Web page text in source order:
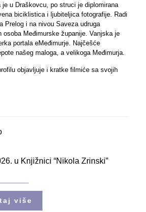
je u Draškovcu, po struci je diplomirana
biciklistica i ljubiteljica fotografije. Radi
Prelog i na nivou Saveza udruga
osoba Međimurske županije. Vanjska je
portala eMeđimurje. Najčešće
našeg maloga, a velikoga Međimurja.
objavljuje i kratke filmiće sa svojih
u Knjižnici “Nikola Zrinski”
više